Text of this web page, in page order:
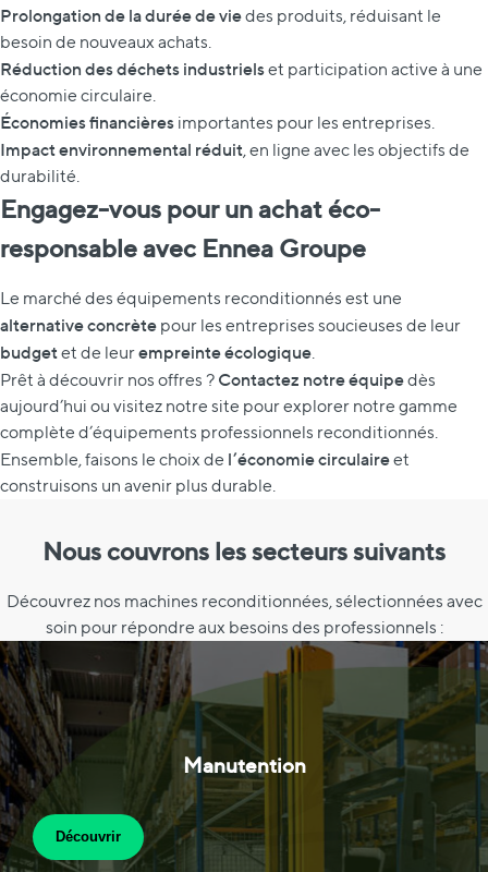
Prolongation de la durée de viedes produits, réduisant le
besoin de nouveaux achats.
Réduction des déchets industrielset participation active à une
économie circulaire.
Économies financières importantes pour les entreprises.
Impact environnemental réduit, en ligne avec les objectifs de
durabilité.
Engagez-vous pour un achat éco-
responsable avec Ennea Groupe
Le marché des équipements reconditionnés est une
alternative concrète pour les entreprises soucieuses de leur
budgetet de leurempreinte écologique.
Prêt à découvrir nos offres ? Contactez notre équipedès
aujourd’hui ou visitez notre site pour explorer notre gamme
complète d’équipements professionnels reconditionnés.
Ensemble, faisons le choix de l’économie circulaireet
construisons un avenir plus durable.
Nous couvrons les secteurs suivants
Découvrez nos machines reconditionnées, sélectionnées avec
soin pour répondre aux besoins des professionnels :
Manutention
Découvrir